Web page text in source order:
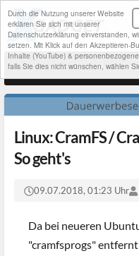
Durch die Nutzung unserer Website
erklären Sie sich mit unserer
Datenschutzerklärung einverstanden,
setzen. Mit Klick auf den Akzeptieren-
Inhalte (YouTube) &
falls Sie dies nicht wünschen, wählen
Linux: CramFS /
So geht's
09.07.2018, 01:23 Uhr
Da bei neueren
"cramfsprogs"